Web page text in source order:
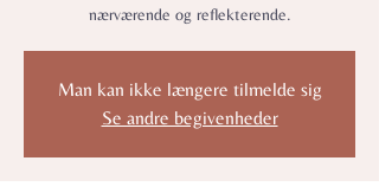
nærværende og reflekterende.
Man kan ikke længere tilmelde sig
Se andre begivenheder